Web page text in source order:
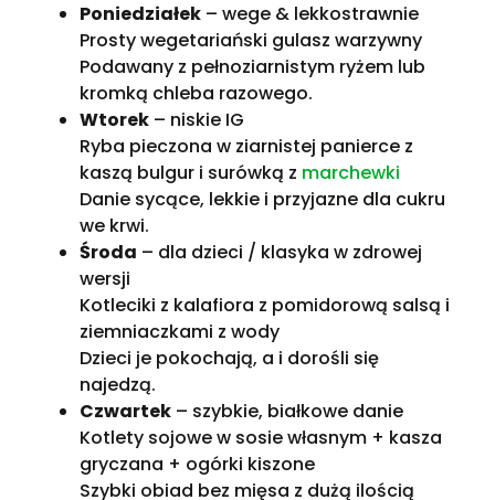
Poniedziałek – wege & lekkostrawnie
Prosty wegetariański gulasz warzywny
Podawany z pełnoziarnistym ryżem lub
kromką chleba razowego.
Wtorek – niskie IG
Ryba pieczona w ziarnistej panierce z
kaszą bulgur i surówką z marchewki
Danie sycące, lekkie i przyjazne dla cukru
we krwi.
Środa – dla dzieci / klasyka w zdrowej
wersji
Kotleciki z kalafiora z pomidorową salsą i
ziemniaczkami z wody
Dzieci je pokochają, a i dorośli się
najedzą.
Czwartek – szybkie, białkowe danie
Kotlety sojowe w sosie własnym + kasza
gryczana + ogórki kiszone
Szybki obiad bez mięsa z dużą ilością